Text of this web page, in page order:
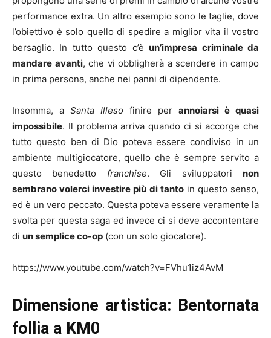
performance extra. Un altro esempio sono le taglie, dove
l’obiettivo è solo quello di spedire a miglior vita il vostro
bersaglio. In tutto questo c’èun’impresa criminale da
mandare avanti, che vi obbligherà a scendere in campo
in prima persona, anche nei panni di dipendente.
Insomma, a Santa Illeso finire per annoiarsi è quasi
impossibile. Il problema arriva quando ci si accorge che
tutto questo ben di Dio poteva essere condiviso in un
ambiente multigiocatore, quello che è sempre servito a
questo benedetto franchise. Gli sviluppatorinon
sembrano volerci investire più di tantoin questo senso,
ed è un vero peccato. Questa poteva essere veramente la
svolta per questa saga ed invece ci si deve accontentare
di un semplice co-op (con un solo giocatore).
https://www.youtube.com/watch?v=FVhu1iz4AvM
Dimensione artistica: Bentornata
follia a KM0